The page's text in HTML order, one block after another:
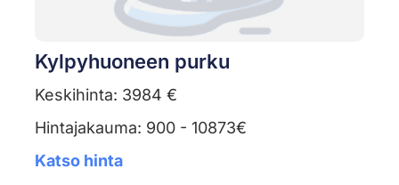
Kylpyhuoneen purku
Keskihinta: 3984 €
Hintajakauma: 900 - 10873€
Katso hinta